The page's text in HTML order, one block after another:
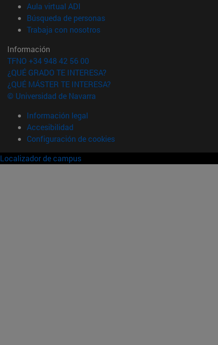
Aula virtual ADI
Búsqueda de personas(abre en nueva ventana)
Trabaja con nosotros(abre en nueva ventana)
Información
TFNO +34 948 42 56 00
¿QUÉ GRADO TE INTERESA?
¿QUÉ MÁSTER TE INTERESA?
© Universidad de Navarra
Información legal
Accesibilidad
Configuración de cookies
Localizador de campus